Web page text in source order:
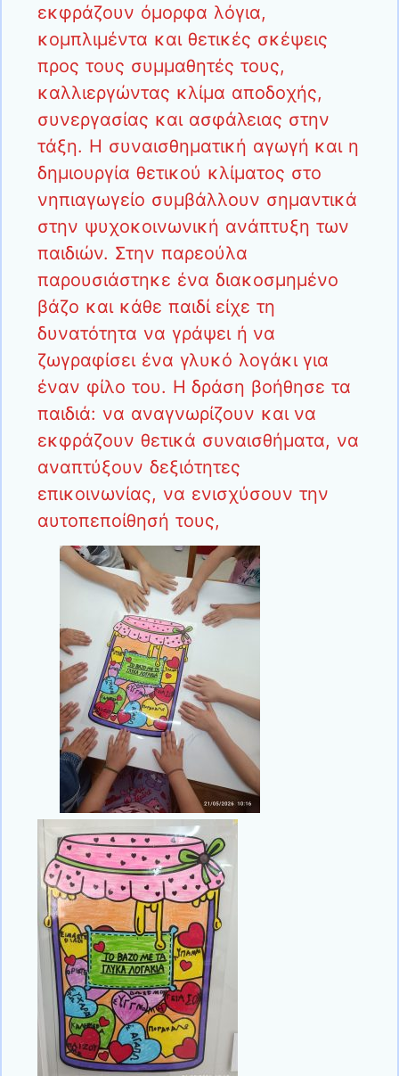
εκφράζουν όμορφα λόγια,
κομπλιμέντα και θετικές σκέψεις
προς τους συμμαθητές τους,
καλλιεργώντας κλίμα αποδοχής,
συνεργασίας και ασφάλειας στην
τάξη. Η συναισθηματική αγωγή και η
δημιουργία θετικού κλίματος στο
νηπιαγωγείο συμβάλλουν σημαντικά
στην ψυχοκοινωνική ανάπτυξη των
παιδιών. Στην παρεούλα
παρουσιάστηκε ένα διακοσμημένο
βάζο και κάθε παιδί είχε τη
δυνατότητα να γράψει ή να
ζωγραφίσει ένα γλυκό λογάκι για
έναν φίλο του. Η δράση βοήθησε τα
παιδιά: να αναγνωρίζουν και να
εκφράζουν θετικά συναισθήματα, να
αναπτύξουν δεξιότητες
επικοινωνίας, να ενισχύσουν την
αυτοπεποίθησή τους,